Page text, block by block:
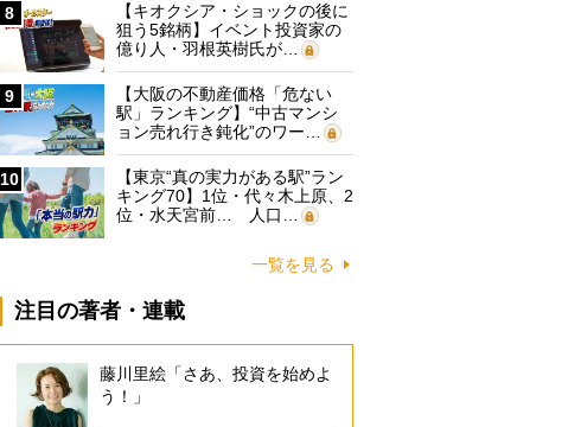
8
【キオクシア・ショックの後に
狙う5銘柄】イベント投資家の
億り人・羽根英樹氏が…
9
【大阪の不動産価格「危ない
駅」ランキング】“中古マンシ
ョン売れ行き鈍化”のワー…
10
【東京“真の実力がある駅”ラン
キング70】1位・代々木上原、2
位・水天宮前… 人口…
一覧を見る
注目の著者・連載
藤川里絵「さあ、投資を始めよ
う！」